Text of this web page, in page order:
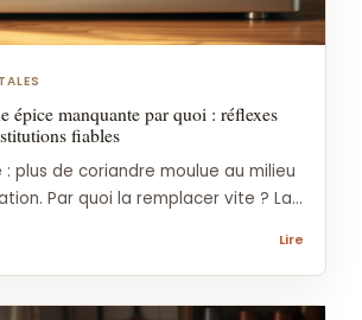
épice manquante par quoi : réflexes
fiables
plus de coriandre moulue au milieu
Par quoi la remplacer vite ? La...
Lire